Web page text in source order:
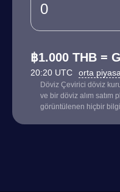
฿1.000 THB = G
20:20 UTC orta
Döviz Çevirici döviz
ve bir döviz alım satım
görüntülenen hiçbir